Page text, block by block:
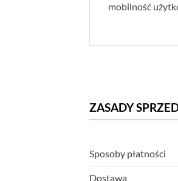
mobilność
ZASADY
Sposoby płatności
Dostawa